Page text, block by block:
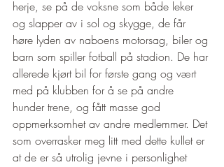
herje, se på de voksne som både leker
og slapper av i sol og skygge, de får
høre lyden av naboens motorsag, biler og
barn som spiller fotball på stadion. De har
allerede kjørt bil for første gang og vært
med på klubben for å se på andre
hunder trene, og fått masse god
oppmerksomhet av andre medlemmer. Det
som overrasker meg litt med dette kullet er
at de er så utrolig jevne i personlighet